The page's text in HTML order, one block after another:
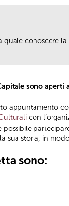
conoscere
sono
appuntamento
con
sua storia, in
sono: